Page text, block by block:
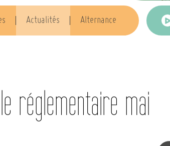
Actualités Alternance
réglementaire mai